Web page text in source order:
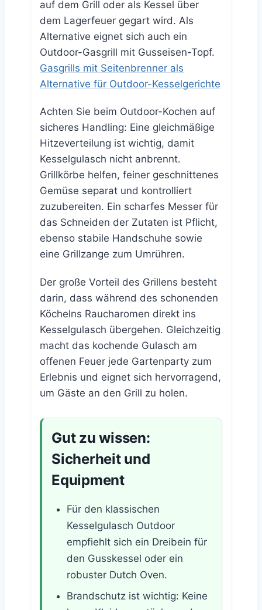
auf dem Grill oder als Kessel über
dem Lagerfeuer gegart wird. Als
Alternative eignet sich auch ein
Outdoor-Gasgrill mit Gusseisen-Topf.
Gasgrills mit Seitenbrenner als
Alternative für Outdoor-Kesselgerichte
Achten Sie beim Outdoor-Kochen auf
sicheres Handling: Eine gleichmäßige
Hitzeverteilung ist wichtig, damit
Kesselgulasch nicht anbrennt.
Grillkörbe helfen, feiner geschnittenes
Gemüse separat und kontrolliert
zuzubereiten. Ein scharfes Messer für
das Schneiden der Zutaten ist Pflicht,
ebenso stabile Handschuhe sowie
eine Grillzange zum Umrühren.
Der große Vorteil des Grillens besteht
darin, dass während des schonenden
Köchelns Raucharomen direkt ins
Kesselgulasch übergehen. Gleichzeitig
macht das kochende Gulasch am
offenen Feuer jede Gartenparty zum
Erlebnis und eignet sich hervorragend,
um Gäste an den Grill zu holen.
Gut zu wissen:
Sicherheit und
Equipment
Für den klassischen
Kesselgulasch Outdoor
empfiehlt sich ein Dreibein für
den Gusskessel oder ein
robuster Dutch Oven.
Brandschutz ist wichtig: Keine